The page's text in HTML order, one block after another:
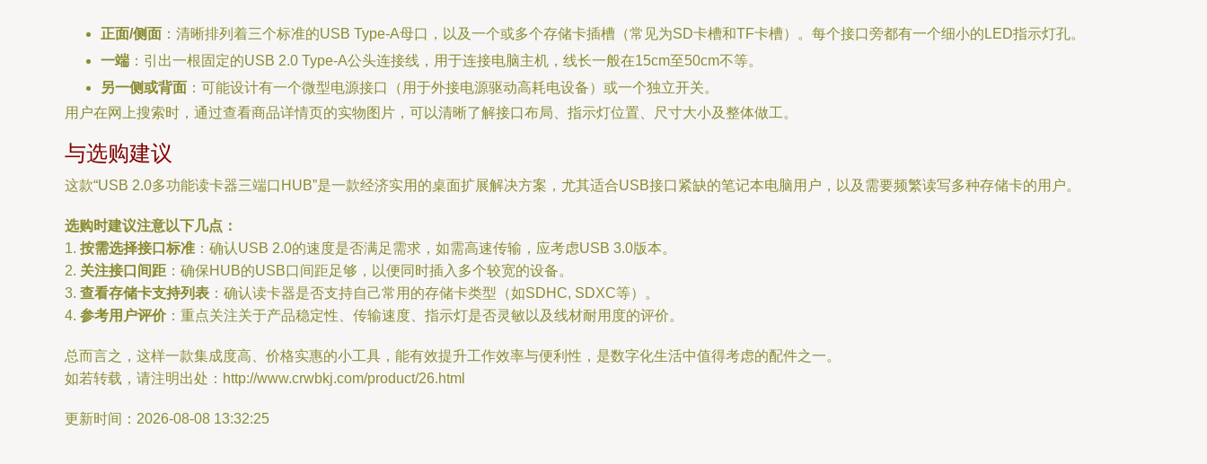
正面/侧面 ：清晰排列着三个标准的USB Type-A母口，以及一个或多个存储卡插槽（常见为SD卡槽和TF卡槽）。每个接口旁都有一个细小的LED指示灯孔。
一端 ：引出一根固定的USB 2.0 Type-A公头连接线，用于连接电脑主机，线长一般在15cm至50cm不等。
另一侧或背面 ：可能设计有一个微型电源接口（用于外接电源驱动高耗电设备）或一个独立开关。
用户在网上搜索时，通过查看商品详情页的实物图片，可以清晰了解接口布局、指示灯位置、尺寸大小及整体做工。
与选购建议
这款“USB 2.0多功能读卡器三端口HUB”是一款经济实用的桌面扩展解决方案，尤其适合USB接口紧缺的笔记本电脑用户，以及需要频繁读写多种存储卡的用户。
选购时建议注意以下几点：
1. 按需选择接口标准 ：确认USB 2.0的速度是否满足需求，如需高速传输，应考虑USB 3.0版本。
2. 关注接口间距 ：确保HUB的USB口间距足够，以便同时插入多个较宽的设备。
3. 查看存储卡支持列表 ：确认读卡器是否支持自己常用的存储卡类型（如SDHC, SDXC等）。
4. 参考用户评价：重点关注关于产品稳定性、传输速度、指示灯是否灵敏以及线材耐用度的评价。
总而言之，这样一款集成度高、价格实惠的小工具，能有效提升工作效率与便利性，是数字化生活中值得考虑的配件之一。
如若转载，请注明出处：http://www.crwbkj.com/product/26.html
更新时间：2026-08-08 13:32:25